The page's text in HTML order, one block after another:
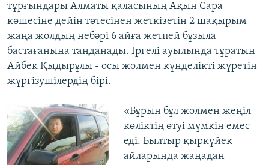
тұрғындары Алматы қаласының Ақын Сара
көшесіне дейін төтесінен жеткізетін 2 шақырым
жаңа жолдың небәрі 6 айға жетпей бұзыла
бастағанына таңданады. Іргелі ауылында тұратын
Айбек Қыдырұлы - осы жолмен күнделікті жүретін
жүргізушілердің бірі.
«Бұрын бұл жолмен жеңіл
көліктің өтуі мүмкін емес
еді. Былтыр қыркүйек
айларында жаңадан